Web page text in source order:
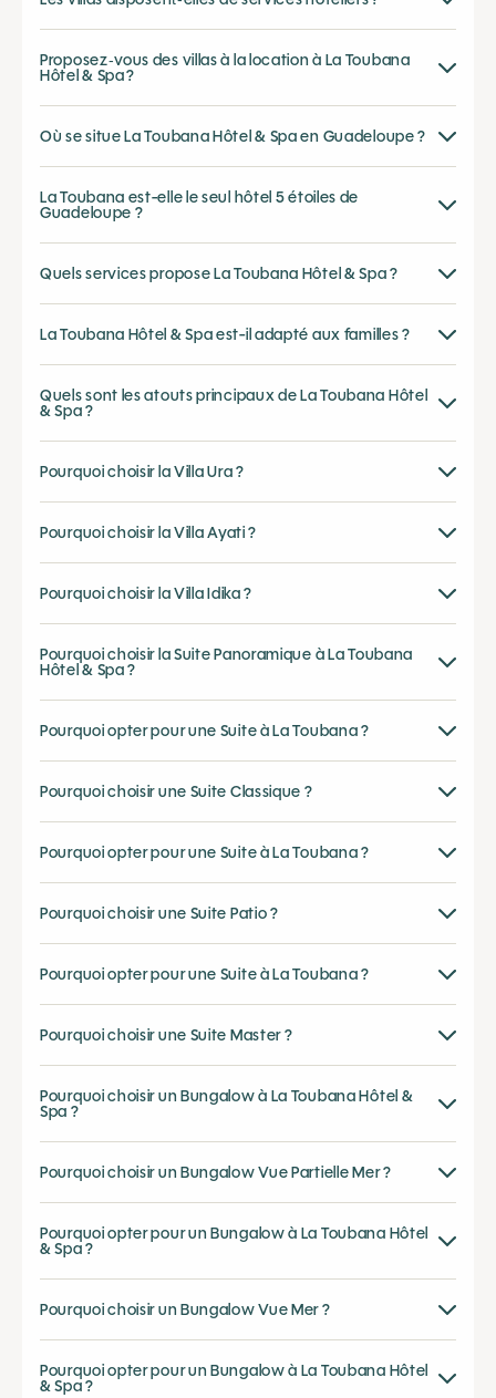
Proposez‑vous des villas à la location à La Toubana
Hôtel & Spa ?
Où se situe La Toubana Hôtel & Spa en Guadeloupe ?
La Toubana est-elle le seul hôtel 5 étoiles de
Guadeloupe ?
Quels services propose La Toubana Hôtel & Spa ?
La Toubana Hôtel & Spa est-il adapté aux familles ?
Quels sont les atouts principaux de La Toubana Hôtel
& Spa ?
Pourquoi choisir la Villa Ura ?
Pourquoi choisir la Villa Ayati ?
Pourquoi choisir la Villa Idika ?
Pourquoi choisir la Suite Panoramique à La Toubana
Hôtel & Spa ?
Pourquoi opter pour une Suite à La Toubana ?
Pourquoi choisir une Suite Classique ?
Pourquoi opter pour une Suite à La Toubana ?
Pourquoi choisir une Suite Patio ?
Pourquoi opter pour une Suite à La Toubana ?
Pourquoi choisir une Suite Master ?
Pourquoi choisir un Bungalow à La Toubana Hôtel &
Spa ?
Pourquoi choisir un Bungalow Vue Partielle Mer ?
Pourquoi opter pour un Bungalow à La Toubana Hôtel
& Spa ?
Pourquoi choisir un Bungalow Vue Mer ?
Pourquoi opter pour un Bungalow à La Toubana Hôtel
& Spa ?